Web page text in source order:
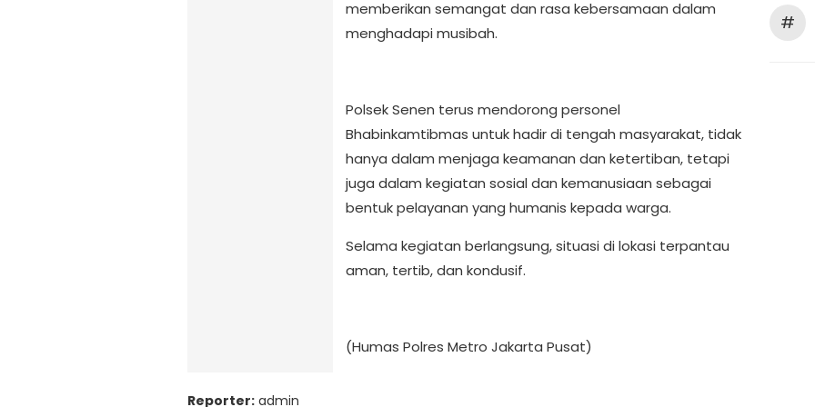
memberikan semangat dan rasa kebersamaan dalam
menghadapi musibah.
Polsek Senen terus mendorong personel
Bhabinkamtibmas untuk hadir di tengah masyarakat, tidak
hanya dalam menjaga keamanan dan ketertiban, tetapi
juga dalam kegiatan sosial dan kemanusiaan sebagai
bentuk pelayanan yang humanis kepada warga.
Selama kegiatan berlangsung, situasi di lokasi terpantau
aman, tertib, dan kondusif.
(Humas Polres Metro Jakarta Pusat)
Reporter: admin
#